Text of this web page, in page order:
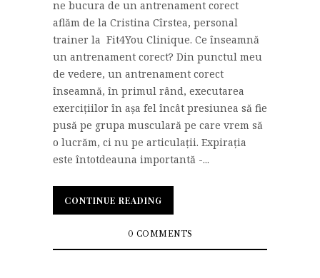
ne bucura de un antrenament corect
aflăm de la Cristina Cîrstea, personal
trainer la Fit4You Clinique. Ce înseamnă
un antrenament corect? Din punctul meu
de vedere, un antrenament corect
înseamnă, în primul rând, executarea
exercițiilor în așa fel încât presiunea să fie
pusă pe grupa musculară pe care vrem să
o lucrăm, ci nu pe articulații. Expirația
este întotdeauna importantă -...
CONTINUE READING
CONTINUE READING
0 COMMENTS